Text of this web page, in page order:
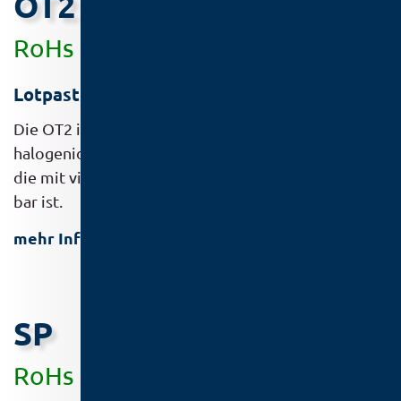
RoHs
Lotpaste für das Reflowlöten
Die OT2 ist eine ROL0 klassifizierte, halogen- und
halogenid­freie No-Clean Lotpasten­formulierung,
die mit vielen blei­freien Legierungen kombinier­
bar ist.
mehr Infos
SP
RoHs